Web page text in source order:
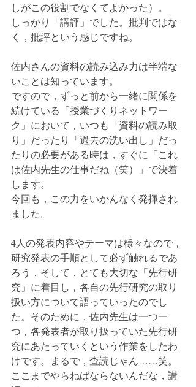
しがこの役割でなくてよかった）。
しっかり「講評」でした。批判ではな
く，批評という感じですね。
佐内さんの資料の読み込み力は半端な
いことは知っています。
ですので，ずっと前から一緒に関係を
続けている「授業づくりネットワー
ク」において，いつも「資料の読み取
り」だったり「過去の洗い出し」だっ
たりの必要がある時は，すぐに「これ
は佐内先生の仕事だね（笑）」で決着
します。
今回も，この力をいかんなく発揮され
ました。
4人の発表内容やテーマは様々なので，
研究発表の手順として必ず触れるであ
ろう，そして，とても大切な「先行研
究」に着目し，各自の先行研究の取り
扱い方について語っていったのでし
た。そのために，佐内先生は一つ一
つ，各発表者が取り扱っていた先行研
究にあたっていくという作業をしたわ
けです。まるで，査読じゃん……笑。
ここまでやらねばならないんだな，講